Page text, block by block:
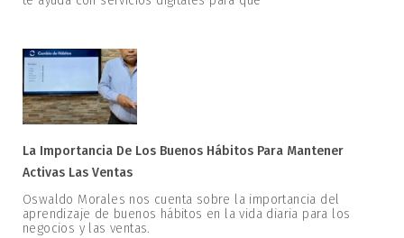
La Importancia De Los Buenos Hábitos Para Mantener
Activas Las Ventas
Oswaldo Morales nos cuenta sobre la importancia del
aprendizaje de buenos hábitos en la vida diaria para los
negocios y las ventas.